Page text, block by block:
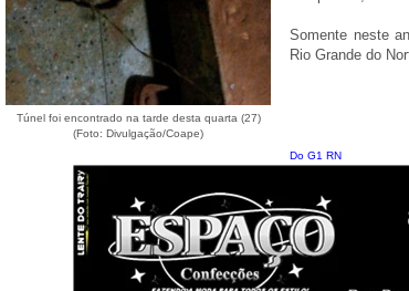
Túnel foi encontrado na tarde desta quarta (27)
(Foto: Divulgação/Coape)
Somente neste
Rio Grande do
Do G1 RN